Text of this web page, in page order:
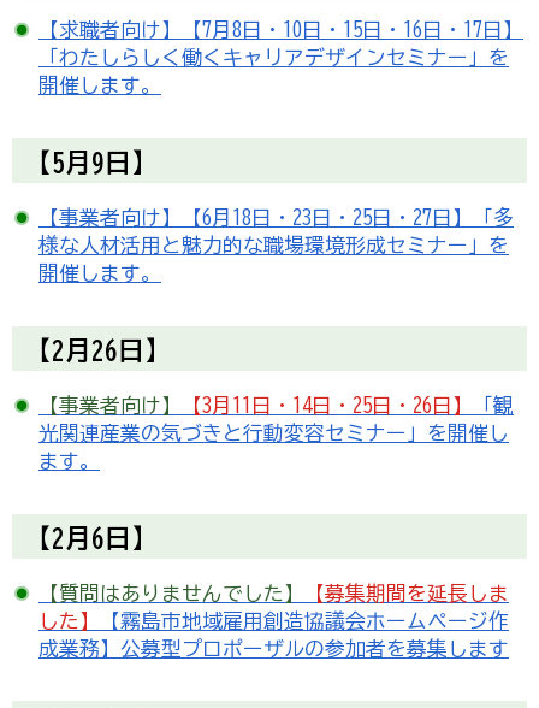
【求職者向け】【7月8日・10日・15日・16日・17日】
「わたしらしく働くキャリアデザインセミナー」を
開催します。
【5月9日】
【事業者向け】【6月18日・23日・25日・27日】「多
様な人材活用と魅力的な職場環境形成セミナー」を
開催します。
【2月26日】
【事業者向け】 【3月11日・14日・25日・26日】
「観
光関連産業の気づきと行動変容セミナー」を開催し
ます。
【2月6日】
【質問はありませんでした】
【募集期間を延長しま
した】
【霧島市地域雇用創造協議会ホームページ作
成業務】公募型プロポーザルの参加者を募集します